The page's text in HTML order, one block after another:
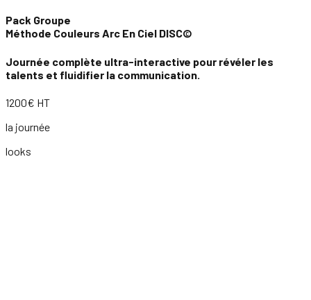
Pack Groupe
Méthode Couleurs Arc En Ciel DISC©
Journée complète ultra-interactive pour révéler les
talents et fluidifier la communication.
1200€ HT
la journée
looks